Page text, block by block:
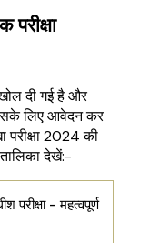
दी गई है और
लिए आवेदन कर
2024 की
देखें:-
परीक्षा - महत्वपूर्ण